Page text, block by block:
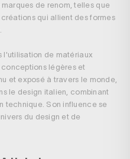
de renom, telles que
qui allient des formes
l'utilisation de matériaux
légères et
et exposé à travers le monde,
le design italien, combinant
technique. Son influence se
du design et de